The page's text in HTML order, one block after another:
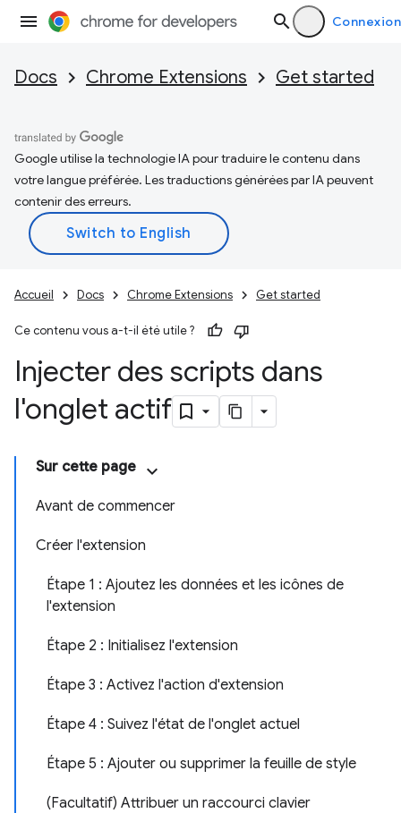
Connexion
Docs Chrome Extensions Get started
Google utilise la technologie IA pour traduire le contenu dans
votre langue préférée. Les traductions générées par IA peuvent
contenir des erreurs.
Accueil Docs Chrome Extensions Get started
Ce contenu vous a-t-il été utile ?
Injecter des scripts dans
l'onglet actif
Sur cette page
Avant de commencer
Créer l'extension
Étape 1 : Ajoutez les données et les icônes de
l'extension
Étape 2 : Initialisez l'extension
Étape 3 : Activez l'action d'extension
Étape 4 : Suivez l'état de l'onglet actuel
Étape 5 : Ajouter ou supprimer la feuille de style
(Facultatif) Attribuer un raccourci clavier